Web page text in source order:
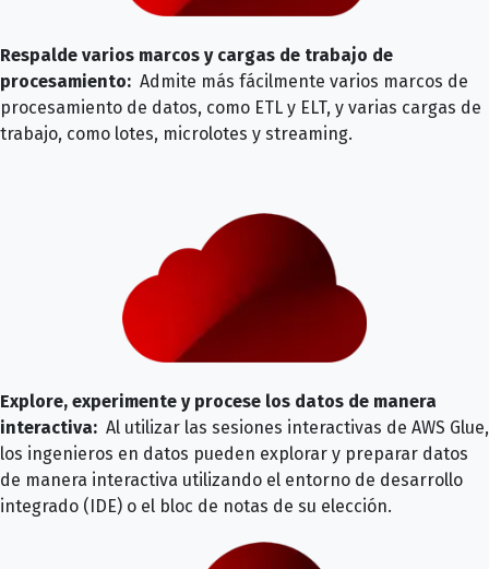
Respalde varios marcos y cargas de trabajo de
procesamiento: Admite más fácilmente varios marcos de
procesamiento de datos, como ETL y ELT, y varias cargas de
trabajo, como lotes, microlotes y streaming.
Explore, experimente y procese los datos de manera
interactiva: Al utilizar las sesiones interactivas de AWS Glue,
los ingenieros en datos pueden explorar y preparar datos
de manera interactiva utilizando el entorno de desarrollo
integrado (IDE) o el bloc de notas de su elección.